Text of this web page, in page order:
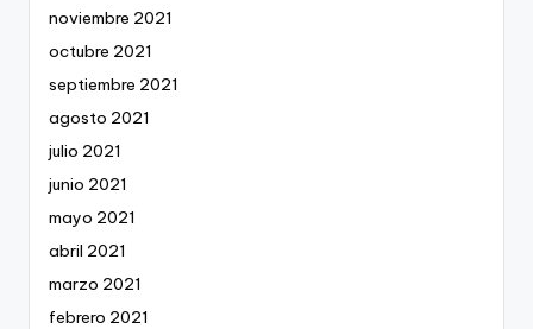
noviembre 2021
octubre 2021
septiembre 2021
agosto 2021
julio 2021
junio 2021
mayo 2021
abril 2021
marzo 2021
febrero 2021